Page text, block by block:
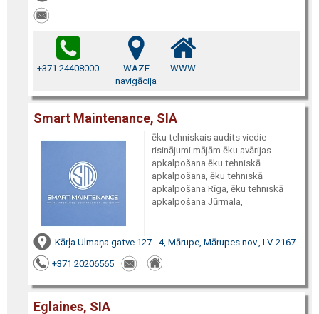
+371 24408000
WAZE
navigācija
WWW
Smart Maintenance, SIA
ēku tehniskais audits viedie
risinājumi mājām ēku avārijas
apkalpošana ēku tehniskā
apkalpošana, ēku tehniskā
apkalpošana Rīga, ēku tehniskā
apkalpošana Jūrmala,
Kārļa Ulmaņa gatve 127 - 4, Mārupe, Mārupes nov., LV-2167
+371 20206565
Eglaines, SIA